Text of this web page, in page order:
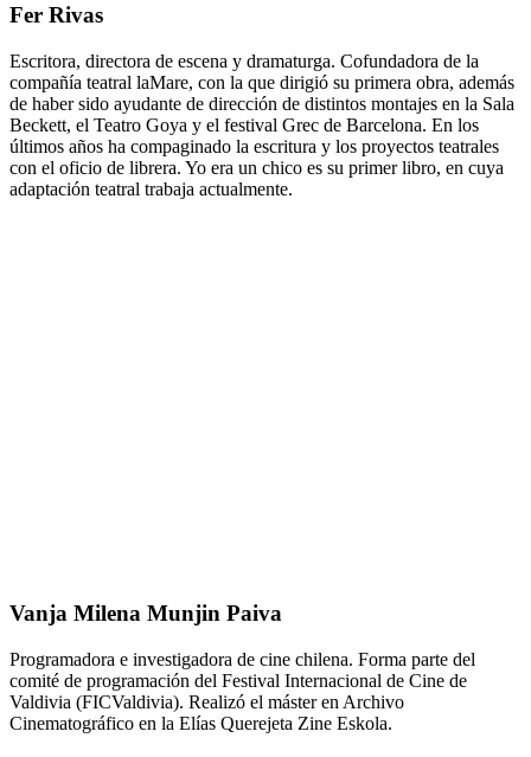
Fer Rivas
Escritora, directora de escena y dramaturga. Cofundadora de la
compañía teatral laMare, con la que dirigió su primera obra, además
de haber sido ayudante de dirección de distintos montajes en la Sala
Beckett, el Teatro Goya y el festival Grec de Barcelona. En los
últimos años ha compaginado la escritura y los proyectos teatrales
con el oficio de librera. Yo era un chico es su primer libro, en cuya
adaptación teatral trabaja actualmente.
Vanja Milena Munjin Paiva
Programadora e investigadora de cine chilena. Forma parte del
comité de programación del Festival Internacional de Cine de
Valdivia (FICValdivia). Realizó el máster en Archivo
Cinematográfico en la Elías Querejeta Zine Eskola.